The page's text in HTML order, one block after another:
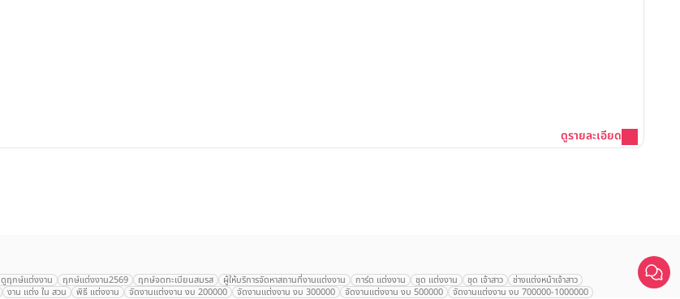
ดูรายละเอียด
ดูฤกษ์แต่งงาน ฤกษ์แต่งงาน2569 ฤกษ์จดทะเบียนสมรส ผู้ให้บริการจัดหาสถานที่งานแต่งงาน การ์ด แต่งงาน ชุด แต่งงาน ชุด เจ้าสาว
ช่างแต่งหน้าเจ้าสาว
งาน แต่ง ใน สวน พิธี แต่งงาน จัดงานแต่งงาน งบ 200000 จัดงานแต่งงาน งบ 300000 จัดงานแต่งงาน งบ 500000 จัดงานแต่งงาน งบ 700000-1000000